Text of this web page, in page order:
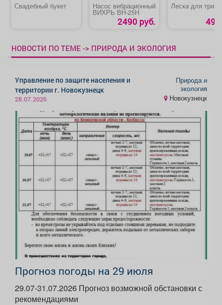
Свадебный букет Насос вибрационный
ВИХРЬ ВН-25Н
2490 руб.
Леска для
49
НОВОСТИ ПО ТЕМЕ -> ПРИРОДА И ЭКОЛОГИЯ
Управление по защите населения и
территории г. Новокузнецк
28.07.2026
Природа и
экология
Новокузнецк
Прогноз погоды на 29 июля
29.07-31.07.2026 Прогноз возможной обстановки с
рекомендациями